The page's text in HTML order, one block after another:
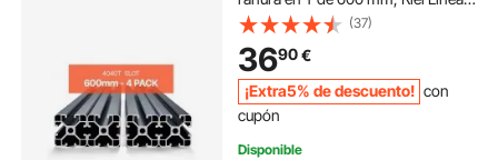
Anodizado de Alta Resistencia para
Impresora 3D, Máquina CNC (DIY),
Grabado Láser, Color Negro
(37)
3690€
¡Extra5% de descuento! con
cupón
Disponible